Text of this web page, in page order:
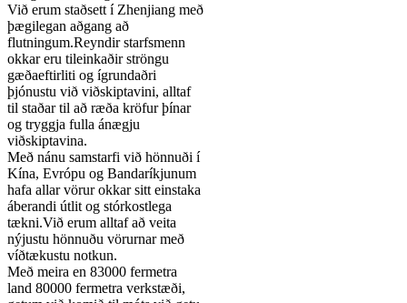
Við erum staðsett í Zhenjiang með
þægilegan aðgang að
flutningum.Reyndir starfsmenn
okkar eru tileinkaðir ströngu
gæðaeftirliti og ígrundaðri
þjónustu við viðskiptavini, alltaf
til staðar til að ræða kröfur þínar
og tryggja fulla ánægju
viðskiptavina.
Með nánu samstarfi við hönnuði í
Kína, Evrópu og Bandaríkjunum
hafa allar vörur okkar sitt einstaka
áberandi útlit og stórkostlega
tækni.Við erum alltaf að veita
nýjustu hönnuðu vörurnar með
víðtækustu notkun.
Með meira en 83000 fermetra
land 80000 fermetra verkstæði,